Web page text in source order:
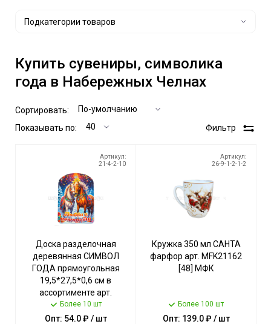
Подкатегории товаров
Купить сувениры, символика
года в Набережных Челнах
Сортировать:
Показывать по:
Фильтр
Артикул:
21-4-2-10
Доска разделочная
деревянная СИМВОЛ
ГОДА прямоугольная
19,5*27,5*0,6 см в
ассортименте арт.
ID11035 [100]
Более 10 шт
Опт: 54.0 ₽ / шт
Артикул:
26-9-1-2-1-2
Кружка 350 мл САНТА
фарфор арт. MFK21162
[48] МФК
Более 100 шт
Опт: 139.0 ₽ / шт